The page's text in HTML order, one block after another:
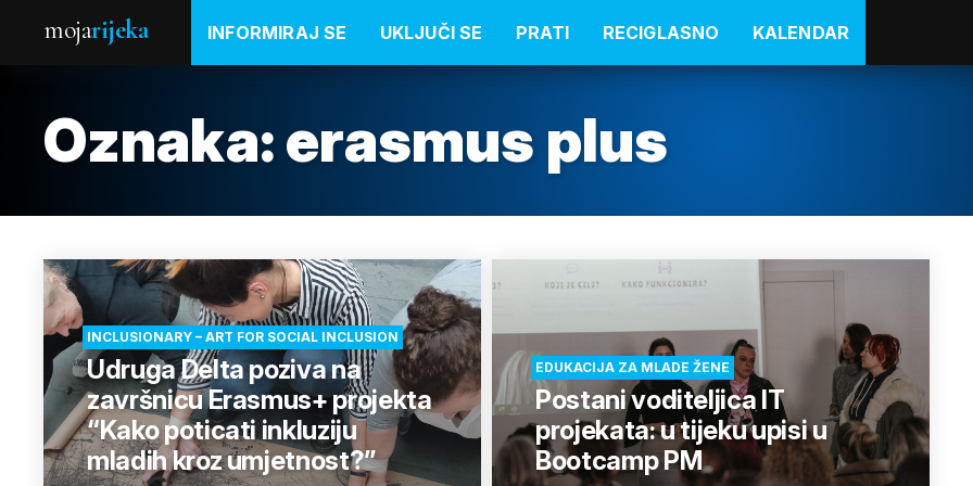
mojarijeka INFORMIRAJ SE UKLJUČI SE PRATI RECIGLASNO KALENDAR
Oznaka:erasmus plus
INCLUSIONARY – ART FOR SOCIAL INCLUSION
Udruga Delta poziva na
završnicu Erasmus+ projekta
“Kako poticati inkluziju
mladih kroz umjetnost?”
EDUKACIJA ZA MLADE ŽENE
Postani voditeljica IT
projekata: u tijeku upisi u
Bootcamp PM